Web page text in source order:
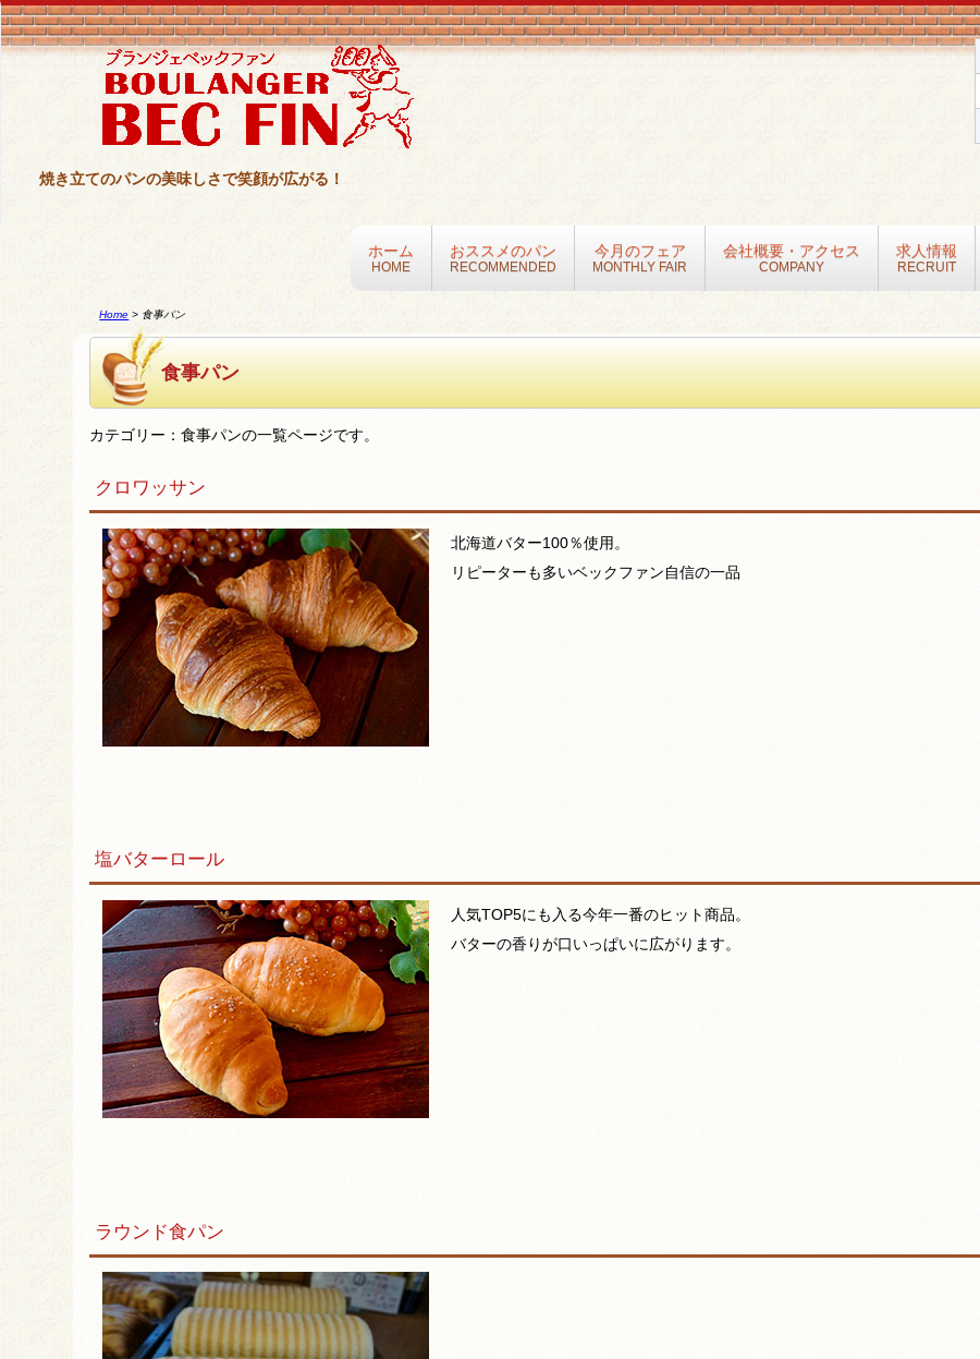
焼き立てのパンの美味しさで笑顔が広がる！
ホーム
HOME
おススメのパン
RECOMMENDED
今月のフェア
MONTHLY FAIR
会社概要・アクセス
COMPANY
求人情報
RECRUIT
Home > 食事パン
食事パン
カテゴリー：食事パンの一覧ページです。
クロワッサン
北海道バター100％使用。
リピーターも多いベックファン自信の一品
塩バターロール
人気TOP5にも入る今年一番のヒット商品。
バターの香りが口いっぱいに広がります。
ラウンド食パン